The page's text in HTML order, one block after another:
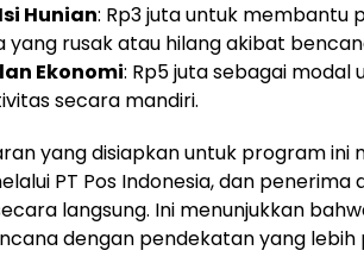
Hunian: Rp3 juta untuk
yang rusak atau hilang akibat
Ekonomi: Rp5 juta sebagai modal
secara mandiri.
yang disiapkan untuk program ini
PT Pos Indonesia, dan
langsung. Ini menunjukkan
dengan pendekatan yang lebih